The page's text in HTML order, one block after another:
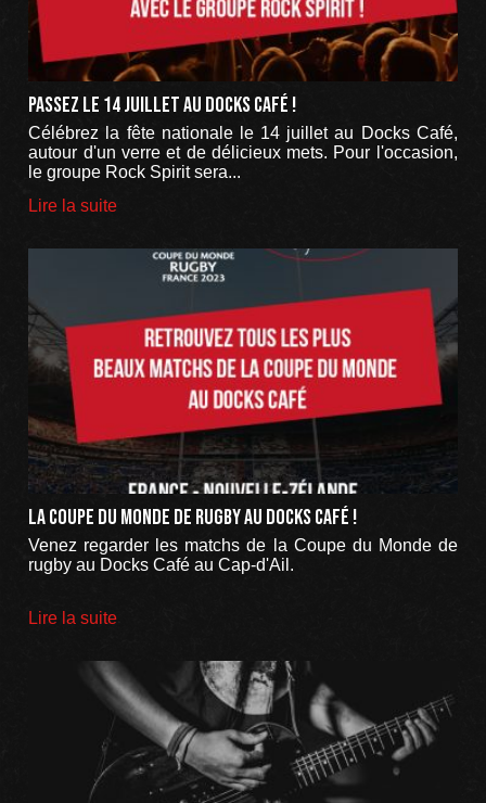
Passez le 14 juillet au Docks Café !
Célébrez la fête nationale le 14 juillet au Docks Café,
autour d'un verre et de délicieux mets. Pour l'occasion,
le groupe Rock Spirit sera...
Lire la suite
La Coupe du Monde de rugby au Docks Café !
Venez regarder les matchs de la Coupe du Monde de
rugby au Docks Café au Cap-d'Ail.
Lire la suite